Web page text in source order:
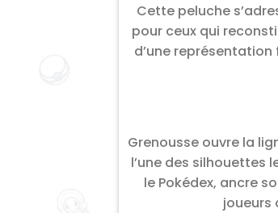
Cette peluche
pour ceux qui
d’une
Grenousse ouvre la
l’une des silhouettes
le Pokédex, ancre
joueurs